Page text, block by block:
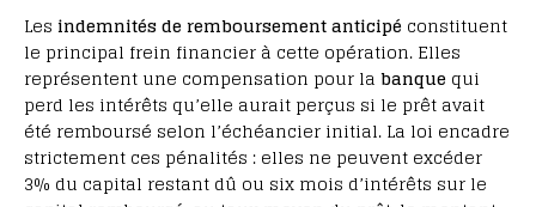
Les indemnités de remboursement anticipé constituent
le principal frein financier à cette opération. Elles
représentent une compensation pour la banque qui
perd les intérêts qu’elle aurait perçus si le prêt avait
été remboursé selon l’échéancier initial. La loi encadre
strictement ces pénalités : elles ne peuvent excéder
3% du capital restant dû ou six mois d’intérêts sur le